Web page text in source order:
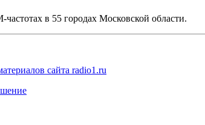
частотах в 55 городах Московской области.
сайта radio1.ru